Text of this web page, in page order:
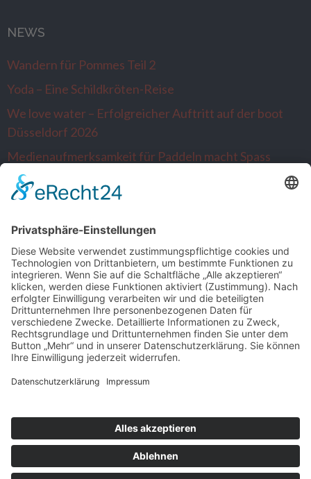
NEWS
Wandern für Pommes Teil 2
Yoda – Eine Schildkröten-Reise
We love water – Erfolgreicher Auftritt auf der boot
Düsseldorf 2026
Medienaufmerksamkeit für Paddeln macht Spass
Alltagsausbrecher wandern nach Venlo…die
Niederlande sind neugierig
SONSTIGE
Kontakt
Facebook
Impressum
Datenschutz
ImpressumDatenschutz